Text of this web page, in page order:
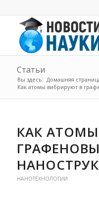
Статьи
Вы здесь: Домашняя
Как атомы вибрируют в
КАК
НАНОТЕХНОЛОГИИ